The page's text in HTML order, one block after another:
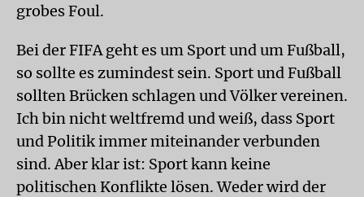
grobes Foul.
Bei der FIFA geht es um Sport und um Fußball,
so sollte es zumindest sein. Sport und Fußball
sollten Brücken schlagen und Völker vereinen.
Ich bin nicht weltfremd und weiß, dass Sport
und Politik immer miteinander verbunden
sind. Aber klar ist: Sport kann keine
politischen Konflikte lösen. Weder wird der